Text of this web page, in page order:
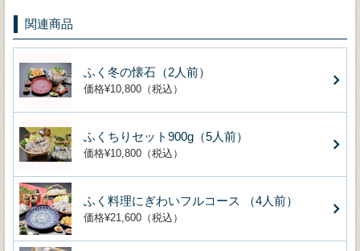
関連商品
ふく冬の懐石（2人前）
価格¥10,800（税込）
ふくちりセット900g（5人前）
価格¥10,800（税込）
ふく料理にぎわいフルコース （4人前）
価格¥21,600（税込）